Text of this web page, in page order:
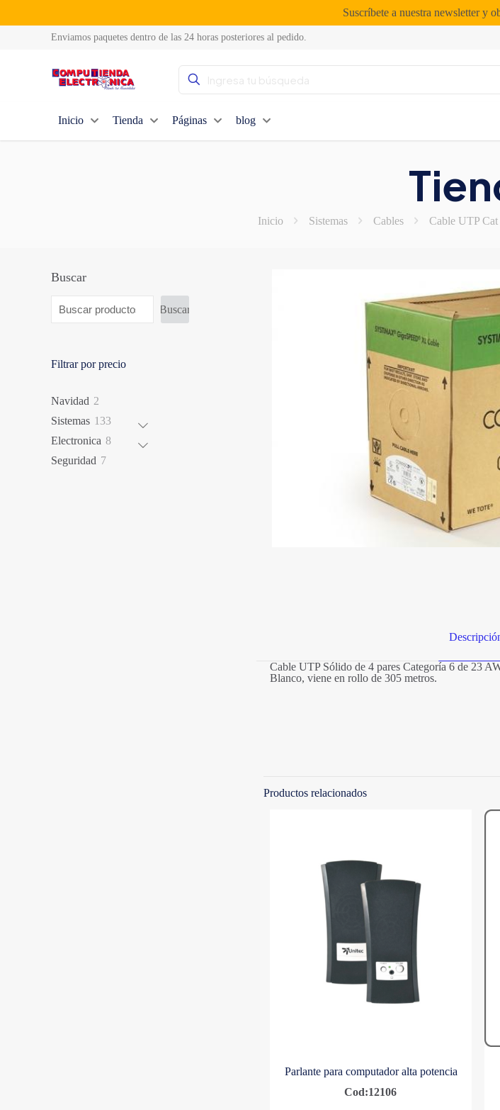
Suscríbete a nuestra newsletter y
Enviamos paquetes dentro de las 24 horas posteriores al pedido.
Inicio Tienda Páginas blog
Inicio Sistemas Cables Cable UTP
Cable UTP Sólido de 4 pares Categoría 6 de 23
Blanco, viene en rollo de 305 metros.
Productos relacionados
Parlante para computador alta potencia
Cod:12106
Buscar
Buscar
Filtrar por precio
Navidad 2
Sistemas 133133
productos
Electronica 88
productos
Seguridad 77